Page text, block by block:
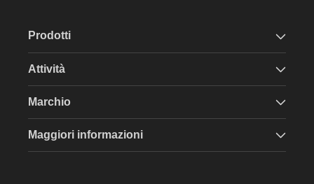
Prodotti
Attività
Marchio
Maggiori informazioni